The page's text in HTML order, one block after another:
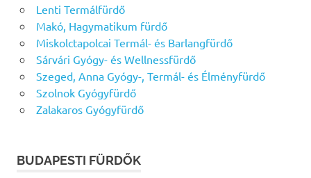
Lenti Termálfürdő
Makó, Hagymatikum fürdő
Miskolctapolcai Termál- és Barlangfürdő
Sárvári Gyógy- és Wellnessfürdő
Szeged, Anna Gyógy-, Termál- és Élményfürdő
Szolnok Gyógyfürdő
Zalakaros Gyógyfürdő
BUDAPESTI FÜRDŐK